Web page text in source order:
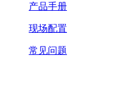
产品手册
现场配置
常见问题